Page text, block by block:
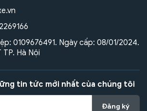
0109676491. Ngày cấp: 08/01/2024.
TP. Hà Nội
tin tức mới nhất của chúng tôi
Đăng ký